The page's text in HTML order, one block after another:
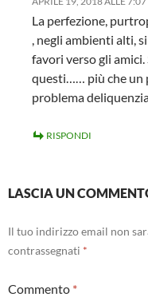
La perfezione,
, negli ambienti alti,
favori verso gli
questi…… più che un
problema
RISPONDI
LASCIA UN
Il tuo indirizzo email non
contrassegnati *
Commento *